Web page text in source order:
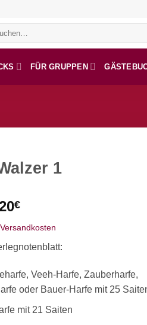
FÜR GRUPPEN
1
€
Versandkosten
Veeh-Harfe, Zauberharfe,
oder Bauer-Harfe mit 25
mit 21 Saiten